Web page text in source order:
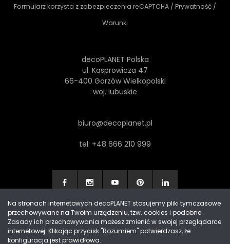
Formularz korzysta z zabezpieczenia reCAPTCHA / Prywatność /
Warunki
decoPLANET Polska
ul. Kasprowicza 47
66-400 Gorzów Wielkopolski
woj. lubuskie
biuro@decoplanet.pl
tel: +48 666 210 999
Made with by Progres Media & decoPLANET
Na stronach internetowych decoPLANET stosujemy pliki tymczasowe
przechowywane na Twoim urządzeniu, tzw. cookies i podobne.
Zasady ich przechowywania możesz zmienić w swojej przeglądarce
internetowej. Klikając przycisk "Rozumiem" potwierdzasz, że
konfiguracja jest prawidłowa.